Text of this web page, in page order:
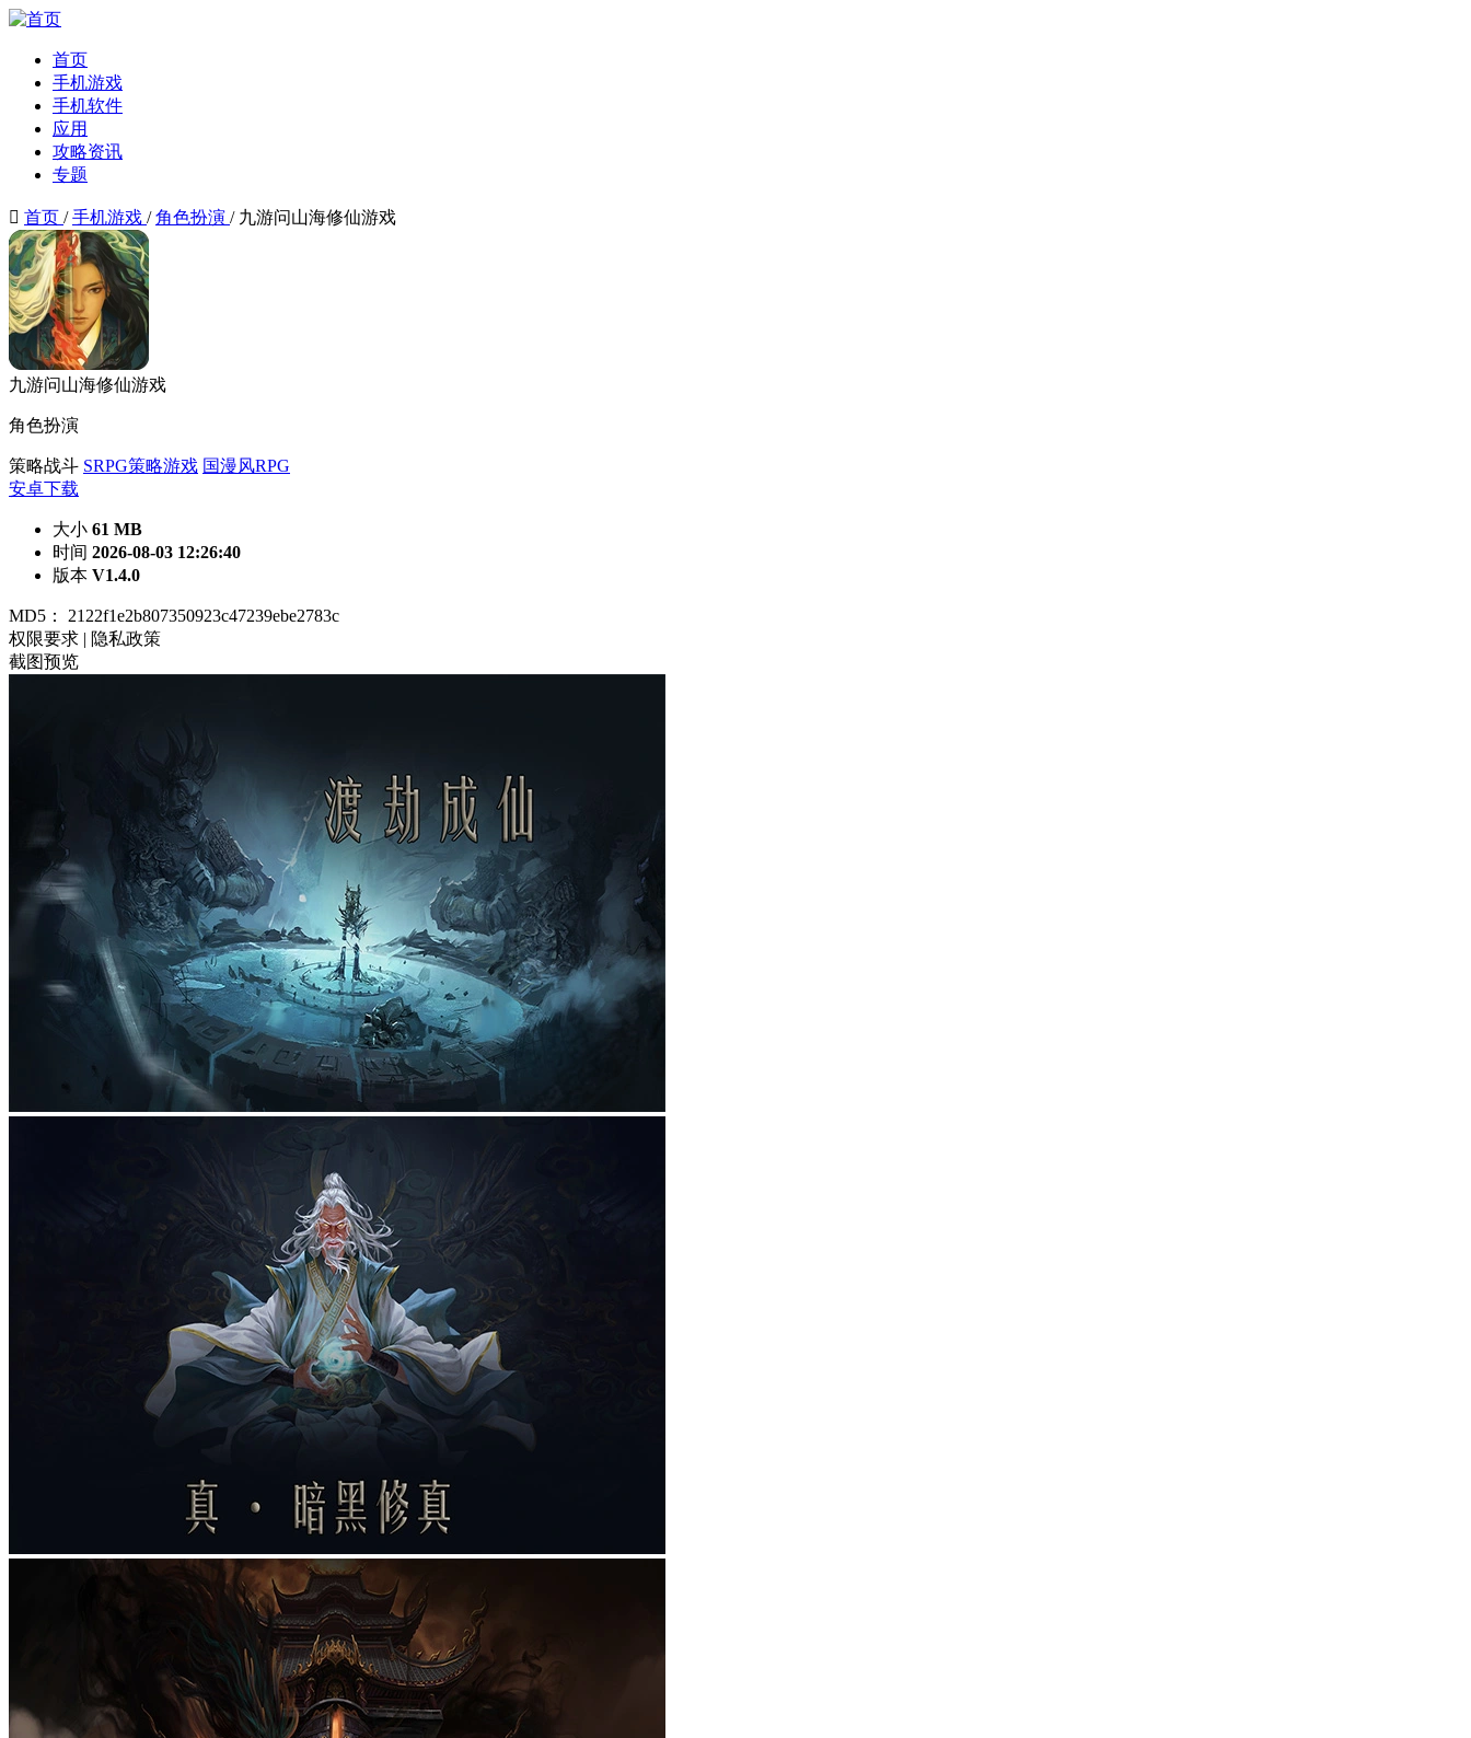
首页
手机游戏
手机软件
应用
攻略资讯
专题
 首页 / 手机游戏 / 角色扮演 / 九游问山海修仙游戏
九游问山海修仙游戏
角色扮演
策略战斗 SRPG策略游戏 国漫风RPG
安卓下载
大小 61 MB
时间 2026-08-03 12:26:40
版本 V1.4.0
MD5： 2122f1e2b807350923c47239ebe2783c
权限要求 | 隐私政策
截图预览